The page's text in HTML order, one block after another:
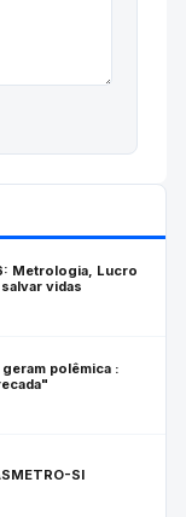
Metrologia, Lucro
vidas
polêmica :
SI